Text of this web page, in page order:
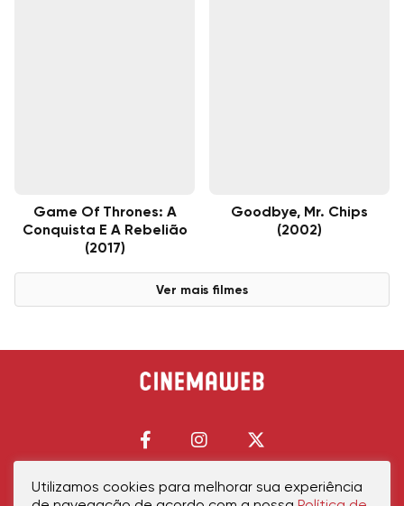
Game Of Thrones: A
Conquista E A Rebelião
(2017)
Goodbye, Mr. Chips
(2002)
Ver mais filmes
Utilizamos cookies para melhorar sua experiência